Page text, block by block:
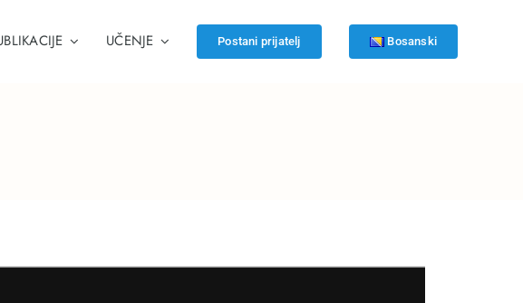
UČENJE Postani prijatelj Bosanski